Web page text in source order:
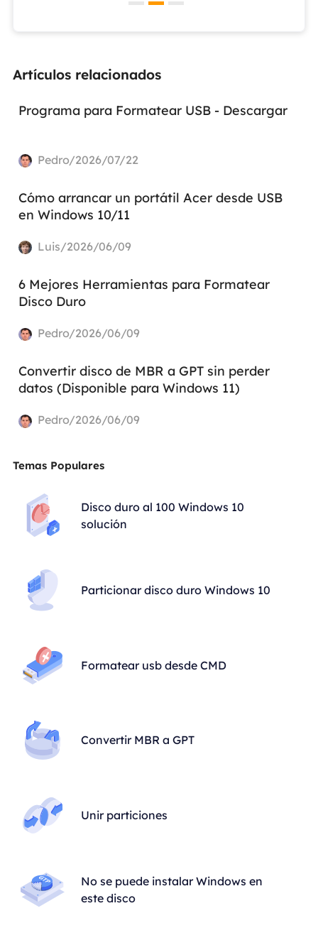
Artículos relacionados
Programa para Formatear USB - Descargar
Pedro/2026/07/22
Cómo arrancar un portátil Acer desde USB
en Windows 10/11
Luis/2026/06/09
6 Mejores Herramientas para Formatear
Disco Duro
Pedro/2026/06/09
Convertir disco de MBR a GPT sin perder
datos (Disponible para Windows 11)
Pedro/2026/06/09
Temas Populares
Disco duro al 100 Windows 10
solución
Particionar disco duro Windows 10
Formatear usb desde CMD
Convertir MBR a GPT
Unir particiones
No se puede instalar Windows en
este disco